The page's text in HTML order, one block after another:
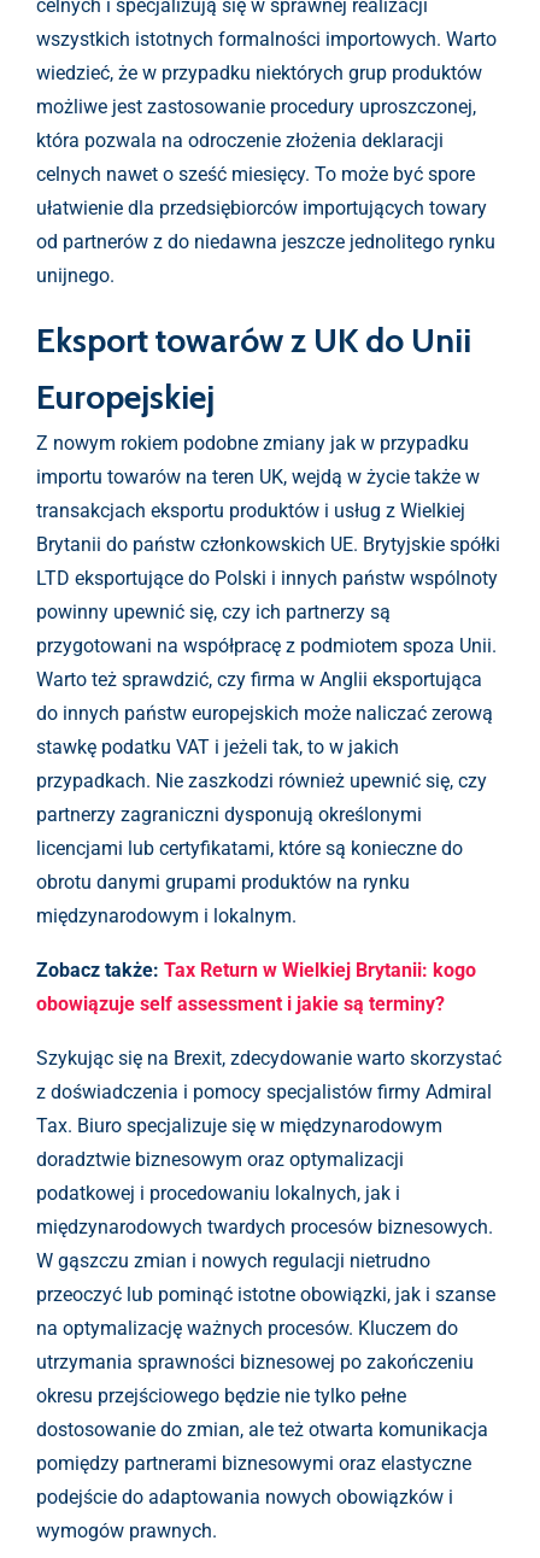
celnych i specjalizują się w sprawnej realizacji
wszystkich istotnych formalności importowych. Warto
wiedzieć, że w przypadku niektórych grup produktów
możliwe jest zastosowanie procedury uproszczonej,
która pozwala na odroczenie złożenia deklaracji
celnych nawet o sześć miesięcy. To może być spore
ułatwienie dla przedsiębiorców importujących towary
od partnerów z do niedawna jeszcze jednolitego rynku
unijnego.
Eksport towarów z UK do Unii
Europejskiej
Z nowym rokiem podobne zmiany jak w przypadku
importu towarów na teren UK, wejdą w życie także w
transakcjach eksportu produktów i usług z Wielkiej
Brytanii do państw członkowskich UE. Brytyjskie spółki
LTD eksportujące do Polski i innych państw wspólnoty
powinny upewnić się, czy ich partnerzy są
przygotowani na współpracę z podmiotem spoza Unii.
Warto też sprawdzić, czy firma w Anglii eksportująca
do innych państw europejskich może naliczać zerową
stawkę podatku VAT i jeżeli tak, to w jakich
przypadkach. Nie zaszkodzi również upewnić się, czy
partnerzy zagraniczni dysponują określonymi
licencjami lub certyfikatami, które są konieczne do
obrotu danymi grupami produktów na rynku
międzynarodowym i lokalnym.
Zobacz także: Tax Return w Wielkiej Brytanii: kogo
obowiązuje self assessment i jakie są terminy?
Szykując się na Brexit, zdecydowanie warto skorzystać
z doświadczenia i pomocy specjalistów firmy Admiral
Tax. Biuro specjalizuje się w międzynarodowym
doradztwie biznesowym oraz optymalizacji
podatkowej i procedowaniu lokalnych, jak i
międzynarodowych twardych procesów biznesowych.
W gąszczu zmian i nowych regulacji nietrudno
przeoczyć lub pominąć istotne obowiązki, jak i szanse
na optymalizację ważnych procesów. Kluczem do
utrzymania sprawności biznesowej po zakończeniu
okresu przejściowego będzie nie tylko pełne
dostosowanie do zmian, ale też otwarta komunikacja
pomiędzy partnerami biznesowymi oraz elastyczne
podejście do adaptowania nowych obowiązków i
wymogów prawnych.